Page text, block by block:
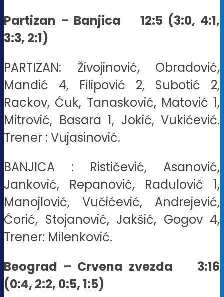
Partizan – Banjica 12:5 (3:0, 4:1,
3:3, 2:1)
PARTIZAN: Živojinović, Obradović,
Mandić 4, Filipović 2, Subotić 2,
Rackov, Ćuk, Tanasković, Matović 1,
Mitrović, Basara 1, Jokić, Vukićević.
Trener : Vujasinović.
BANJICA : Rističević, Asanović,
Janković, Repanović, Radulović 1,
Manojlović, Vučićević, Andrejević,
Ćorić, Stojanović, Jakšić, Gogov 4,
Trener: Milenković.
Beograd – Crvena zvezda
3:16
(0:4, 2:2, 0:5, 1:5)